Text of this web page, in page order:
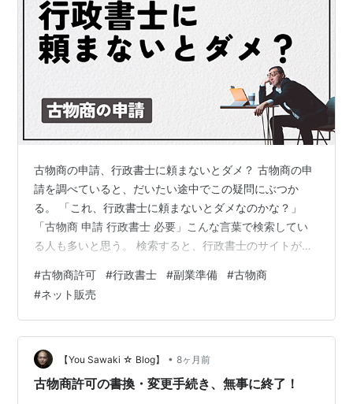
古物商の申請、行政書士に頼まないとダメ？ 古物商の申
請を調べていると、だいたい途中でこの疑問にぶつか
る。 「これ、行政書士に頼まないとダメなのかな？」
「古物商 申請 行政書士 必要」こんな言葉で検索してい
る人も多いと思う。 検索すると、行政書士のサイトがた
「自分でやるのは大変です」 と書いてある。 正直、ちょ
っと不安になった。 なぜ「古物商は行政書士に頼まない
といけない気がする」のか 調べていて思ったのは、そう
思ってしまう理由がちゃんとあるということだった。 理
由① 検索すると行政書士のサイトが表示されがち まず
一つ目は、検索結果の構造。 …
#古物商許可 #行政書士 #副業準備 #古物商
#ネット販売
【You Sawaki ☆ Blog】 • 8ヶ月前
古物商許可の書換・変更手続き、無事に終了！